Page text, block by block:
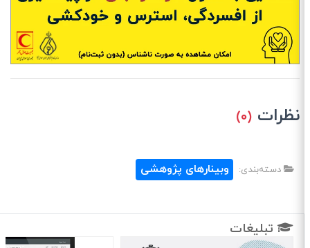
نظرات
دسته‌بندی: وبینارهای پژوهشی
تبلیغات